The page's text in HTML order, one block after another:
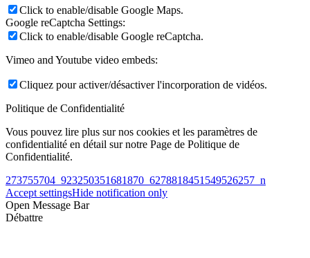
Click to enable/disable Google Maps.
Google reCaptcha Settings:
Click to enable/disable Google reCaptcha.
Vimeo and Youtube video embeds:
Cliquez pour activer/désactiver l'incorporation de vidéos.
Politique de Confidentialité
Vous pouvez lire plus sur nos cookies et les paramètres de
confidentialité en détail sur notre Page de Politique de
Confidentialité.
273755704_923250351681870_6278818451549526257_n
Accept settingsHide notification only
Open Message Bar
Débattre